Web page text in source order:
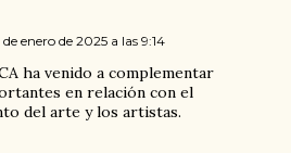
enero de 2025 a las 9:14
ha venido a complementar
en relación con el
del arte y los artistas.